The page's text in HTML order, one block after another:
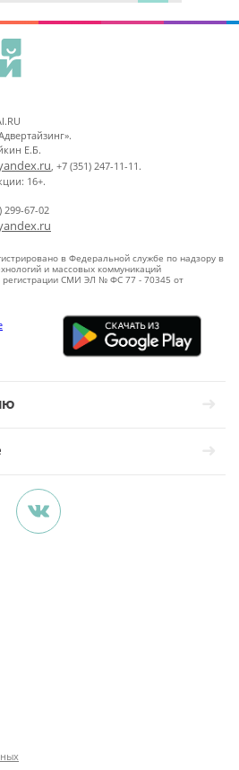
Е.Б.
, +7 (351) 247-11-11.
16+.
299-67-02
в Федеральной службе по надзору в
и массовых коммуникаций
регистрации СМИ ЭЛ № ФС 77 - 70345 от